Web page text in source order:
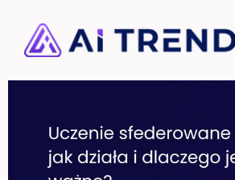
treści